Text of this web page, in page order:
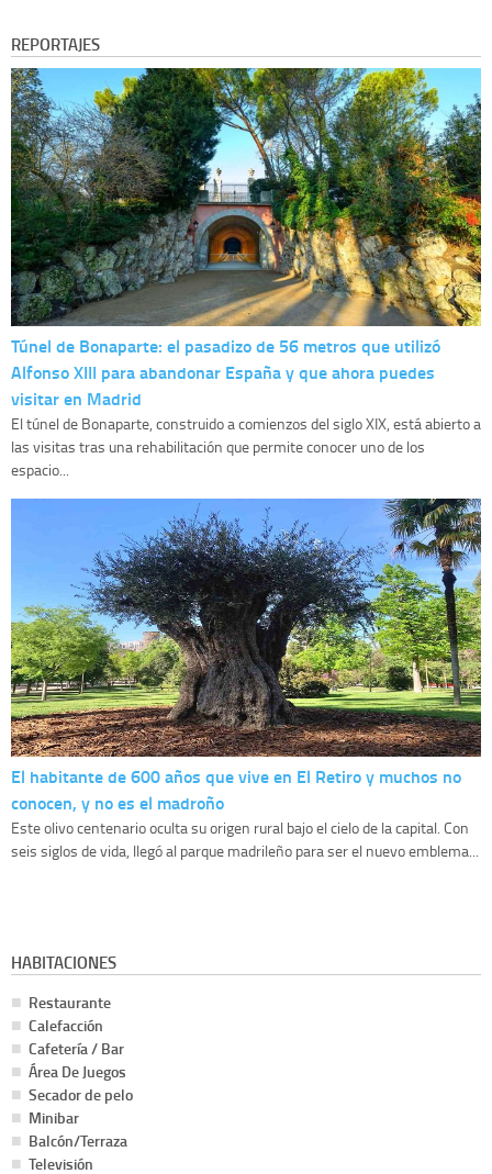
REPORTAJES
Túnel de Bonaparte: el pasadizo de 56 metros que utilizó
Alfonso XIII para abandonar España y que ahora puedes
visitar en Madrid
El túnel de Bonaparte, construido a comienzos del siglo XIX, está abierto a
las visitas tras una rehabilitación que permite conocer uno de los
espacio...
El habitante de 600 años que vive en El Retiro y muchos no
conocen, y no es el madroño
Este olivo centenario oculta su origen rural bajo el cielo de la capital. Con
seis siglos de vida, llegó al parque madrileño para ser el nuevo emblema...
HABITACIONES
Restaurante
Calefacción
Cafetería / Bar
Área De Juegos
Secador de pelo
Minibar
Balcón/Terraza
Televisión